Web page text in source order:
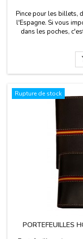
Pince pour les billets,
l'Espagne. Si vous
dans les poches,
confortable. Un clip
cadeau pratique
soit
Rupture de stock
PORTEFEUILLES